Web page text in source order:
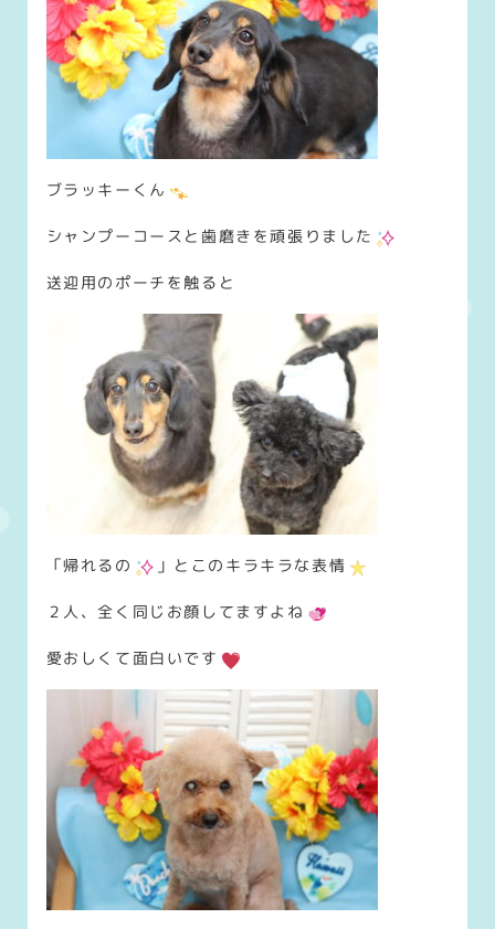
ブラッキーくん
シャンプーコースと歯磨きを頑張りました
送迎用のポーチを触ると
「帰れるの 」とこのキラキラな表情
２人、全く同じお顔してますよね
愛おしくて面白いです